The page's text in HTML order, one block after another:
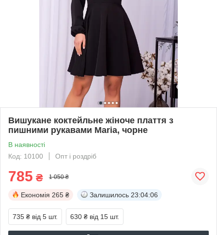
Вишукане коктейльне жіноче плаття з
пишними рукавами Maria, чорне
В наявності
Код: 10100
Опт і роздріб
785 ₴ 1 050 ₴
Економія 265 ₴ Залишилось 23:04:06
735 ₴ від 5 шт. 630 ₴ від 15 шт.